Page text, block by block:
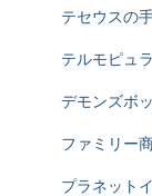
テセウスの手
テルモピュ
デモンズボ
ファミリー
プラネット